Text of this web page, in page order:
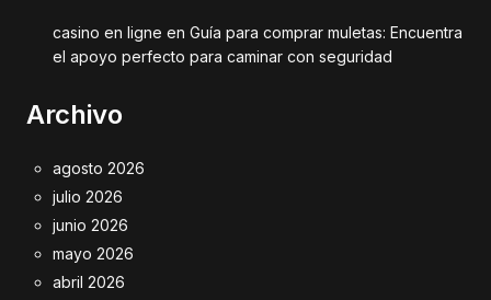
casino en ligne en Guía para comprar muletas: Encuentra
el apoyo perfecto para caminar con seguridad
Archivo
agosto 2026
julio 2026
junio 2026
mayo 2026
abril 2026